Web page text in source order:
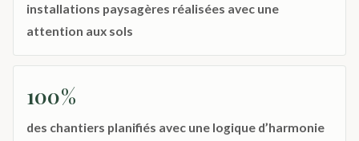
installations paysagères réalisées avec une
attention aux sols
100%
des chantiers planifiés avec une logique d’harmonie